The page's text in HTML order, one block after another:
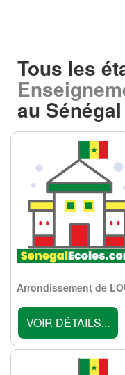
Tous les
au
Arrondissement de
VOIR DÉTAILS...